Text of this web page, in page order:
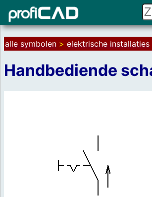
alle symbolen > elektrische installaties
Handbediende